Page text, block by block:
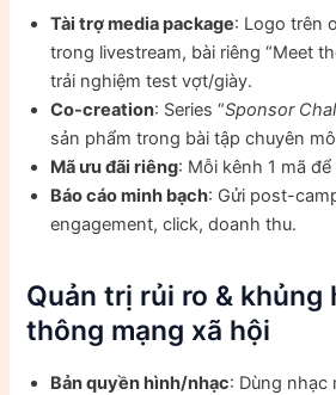
Tài trợ media package: Logo trên
trong livestream, bài riêng “Meet
trải nghiệm test vợt/giày.
Co-creation: Series “Sponsor
sản phẩm trong bài tập chuyên
Mã ưu đãi riêng: Mỗi kênh 1 mã
Báo cáo minh bạch: Gửi post-
engagement, click, doanh thu.
Quản trị rủi ro & khủng
thông mạng xã hội
Bản quyền hình/nhạc: Dùng nhạc